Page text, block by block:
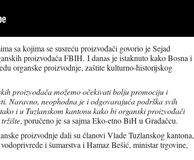
sa kojima se susreću proizvođači govorio je Sejad
proizvođača FBIH. I danas je istaknuto kako Bosna i
organske proizvodnje, zaštite kulturno-historijskog
proizvođača možemo očekivati bolju promociju i
Naravno, neophodna je i odgovarajuća podrška svih
i u Tuzlanskom kantonu kako bi organski proizvođači
, poručeno je sa sajma Eko-etno BiH u Gradačcu.
proizvodnje dali su članovi Vlade Tuzlanskog kantona,
i šumarstva i Hamaz Bešić, ministar trgovine,